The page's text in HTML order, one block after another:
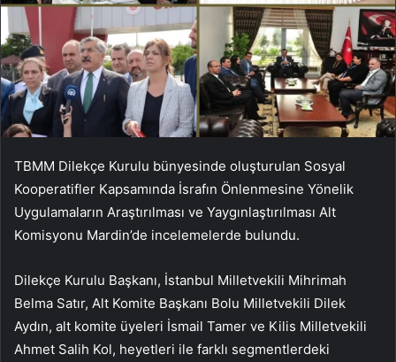
TBMM Dilekçe Kurulu bünyesinde oluşturulan Sosyal
Kooperatifler Kapsamında İsrafın Önlenmesine Yönelik
Uygulamaların Araştırılması ve Yaygınlaştırılması Alt
Komisyonu Mardin’de incelemelerde bulundu.
Dilekçe Kurulu Başkanı, İstanbul Milletvekili Mihrimah
Belma Satır, Alt Komite Başkanı Bolu Milletvekili Dilek
Aydın, alt komite üyeleri İsmail Tamer ve Kilis Milletvekili
Ahmet Salih Kol, heyetleri ile farklı segmentlerdeki